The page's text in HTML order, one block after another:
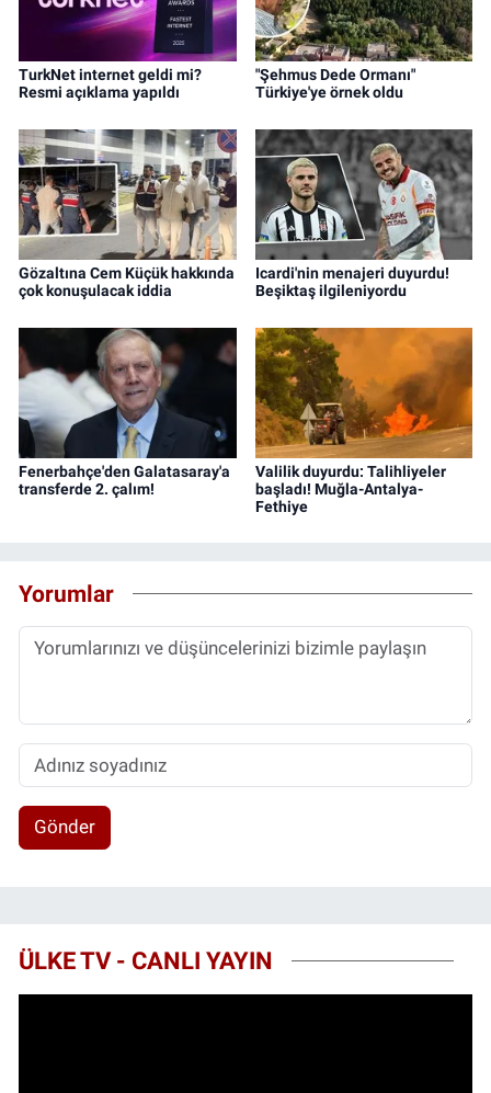
TurkNet internet geldi mi?
Resmi açıklama yapıldı
"Şehmus Dede Ormanı"
Türkiye'ye örnek oldu
Gözaltına Cem Küçük hakkında
çok konuşulacak iddia
Icardi'nin menajeri duyurdu!
Beşiktaş ilgileniyordu
Fenerbahçe'den Galatasaray'a
transferde 2. çalım!
Valilik duyurdu: Talihliyeler
başladı! Muğla-Antalya-
Fethiye
Yorumlar
Gönder
ÜLKE TV - CANLI YAYIN